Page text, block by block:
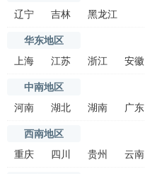
辽宁
吉林 黑龙江
华东地区
上海
江苏 浙江 安徽
中南地区
河南
湖北 湖南 广东
西南地区
重庆
四川 贵州 云南